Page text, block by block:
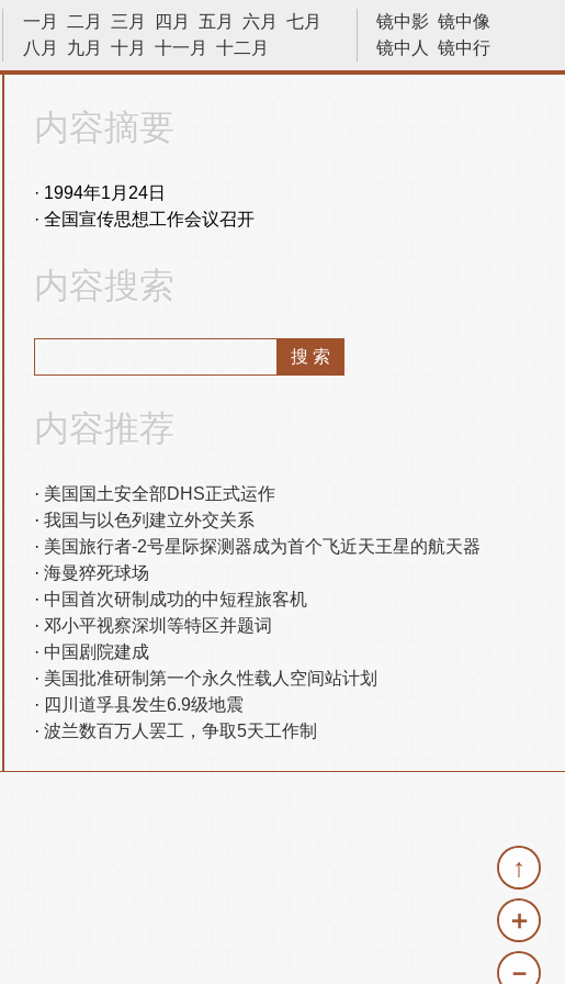
镜中影 镜中像
镜中人
镜中行
历史今天
一月 二月 三月 四月 五月 六月
七月
八月
九月 十月 十一月 十二月
内容摘要
1994年1月24日
全国宣传思想工作会议召开
内容搜索
内容推荐
美国国土安全部DHS正式运作
我国与以色列建立外交关系
美国旅行者-2号星际探测器成为首个飞近天王星的航天器
海曼猝死球场
中国首次研制成功的中短程旅客机
邓小平视察深圳等特区并题词
中国剧院建成
美国批准研制第一个永久性载人空间站计划
四川道孚县发生6.9级地震
波兰数百万人罢工，争取5天工作制
↑
＋
－